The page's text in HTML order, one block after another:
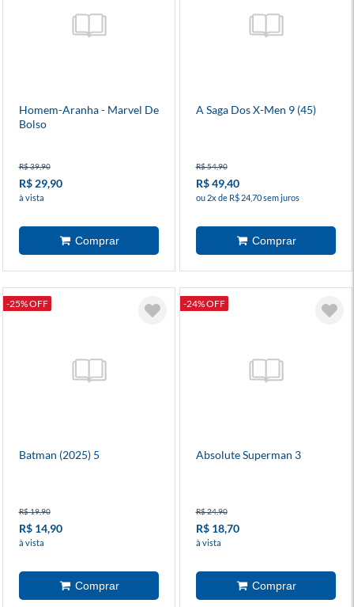
Homem-Aranha - Marvel De
Bolso
R$ 39,90
R$ 29,90
à vista
A Saga Dos X-Men 9 (45)
R$ 54,90
R$ 49,40
ou 2x de R$ 24,70 sem juros
-25% OFF
Batman (2025) 5
R$ 19,90
R$ 14,90
à vista
-24% OFF
Absolute Superman 3
R$ 24,90
R$ 18,70
à vista